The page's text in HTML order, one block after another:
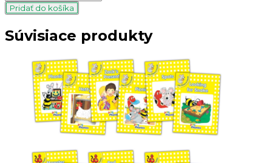
Pridať do košíka
Súvisiace produkty